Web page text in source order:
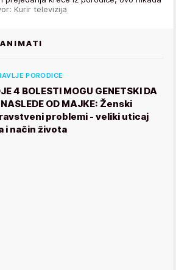
Kurir televizija
PORODICE
4 BOLESTI MOGU GENETSKI DA
NASLEDE OD MAJKE: Ženski
problemi - veliki uticaj
i način života